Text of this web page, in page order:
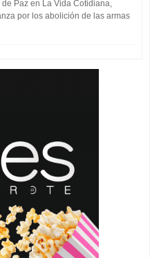
Paz en La Vida Cotidiana,
por los abolición de las armas